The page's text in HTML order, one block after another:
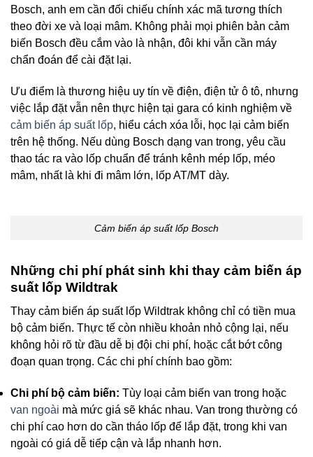
Bosch, anh em cần đối chiếu chính xác mã tương thích
theo đời xe và loại mâm. Không phải mọi phiên bản cảm
biến Bosch đều cắm vào là nhận, đôi khi vẫn cần máy
chẩn đoán để cài đặt lại.
Ưu điểm là thương hiệu uy tín về điện, điện tử ô tô, nhưng
việc lắp đặt vẫn nên thực hiện tại gara có kinh nghiệm về
cảm biến áp suất lốp, hiểu cách xóa lỗi, học lại cảm biến
trên hệ thống. Nếu dùng Bosch dạng van trong, yêu cầu
thao tác ra vào lốp chuẩn để tránh kênh mép lốp, méo
mâm, nhất là khi đi mâm lớn, lốp AT/MT dày.
Cảm biến áp suất lốp Bosch
Những chi phí phát sinh khi thay cảm biến áp
suất lốp Wildtrak
Thay cảm biến áp suất lốp Wildtrak không chỉ có tiền mua
bộ cảm biến. Thực tế còn nhiều khoản nhỏ cộng lại, nếu
không hỏi rõ từ đầu dễ bị đội chi phí, hoặc cắt bớt công
đoạn quan trọng. Các chi phí chính bao gồm:
Chi phí bộ cảm biến: Tùy loại cảm biến van trong hoặc
van ngoài mà mức giá sẽ khác nhau. Van trong thường có
chi phí cao hơn do cần tháo lốp để lắp đặt, trong khi van
ngoài có giá dễ tiếp cận và lắp nhanh hơn.